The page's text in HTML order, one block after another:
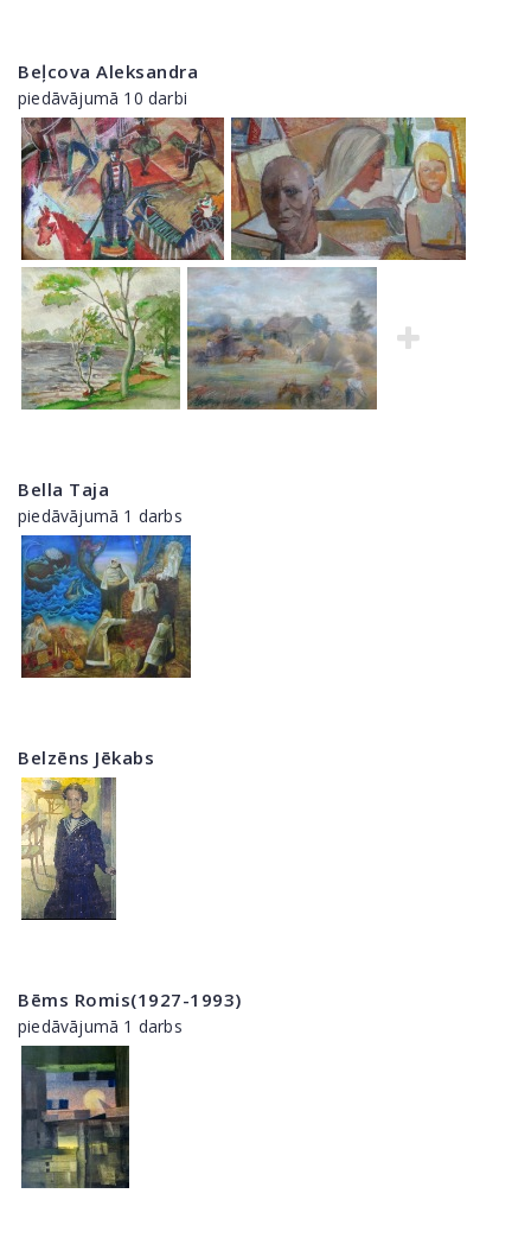
Beļcova Aleksandra
piedāvājumā 10 darbi
Bella Taja
piedāvājumā 1 darbs
Belzēns Jēkabs
Bēms Romis(1927-1993)
piedāvājumā 1 darbs